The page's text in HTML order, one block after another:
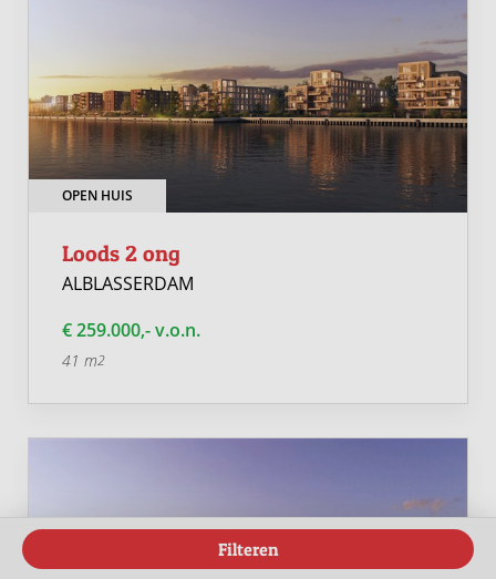
Filteren
OPEN HUIS
Loods 2 ong
ALBLASSERDAM
€ 259.000,- v.o.n.
41 m2